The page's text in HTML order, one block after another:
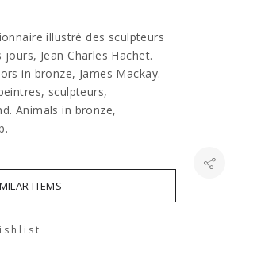
illustré des sculpteurs
Jean Charles Hachet.
in bronze, James Mackay.
sculpteurs,
Animals in bronze,
ITEMS